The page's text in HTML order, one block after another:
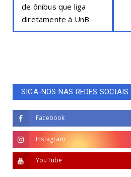
de ônibus que liga
diretamente à UnB
SIGA-NOS NAS REDES SOCIAIS
Facebook
Instagram
YouTube